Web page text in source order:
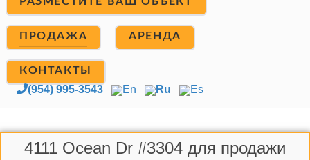
ПРОДАЖА АРЕНДА
КОНТАКТЫ
(954) 995-3543 En Ru Es
4111 Ocean Dr #3304 для продажи